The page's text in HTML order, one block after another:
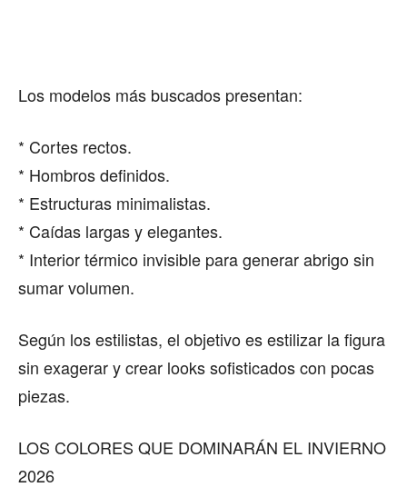
Los modelos más buscados presentan:
* Cortes rectos.
* Hombros definidos.
* Estructuras minimalistas.
* Caídas largas y elegantes.
* Interior térmico invisible para generar abrigo sin
sumar volumen.
Según los estilistas, el objetivo es estilizar la figura
sin exagerar y crear looks sofisticados con pocas
piezas.
LOS COLORES QUE DOMINARÁN EL INVIERNO
2026